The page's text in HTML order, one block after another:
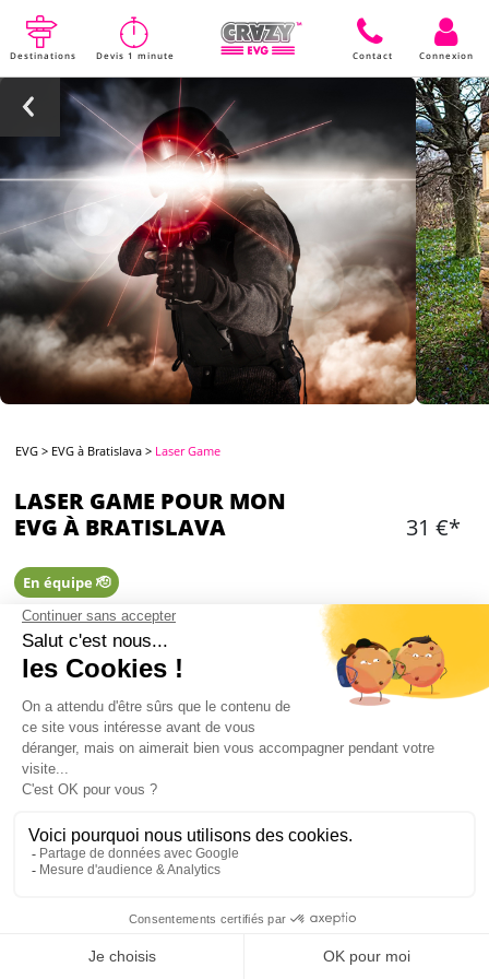
Destinations Devis 1 minute Contact Connexion
EVG > EVG à Bratislava > Laser Game
LASER GAME POUR MON
EVG À BRATISLAVA
31 €*
En équipe 🫡
OPTIONS ADDITIONNELLES
CONTENU
4 parties de laser game (15 minutes chacune)
Pour compter les points pas besoin de gilet,
Mon EVG à Bratislava